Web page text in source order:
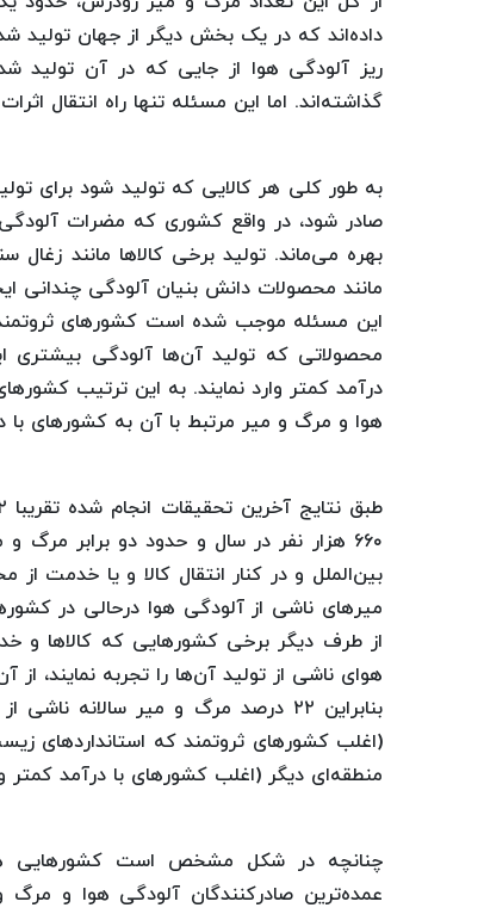
داده‌اند که در یک بخش دیگر از جهان تولید
ریز آلودگی هوا از جایی که در آن تولید
گذاشته‌اند. اما این مسئله تنها راه انتقال
به طور کلی هر کالایی که تولید شود برای
صادر شود، در واقع کشوری که مضرات
بهره می‌ماند. تولید برخی کالاها مانند زغال
مانند محصولات دانش بنیان آلودگی چندانی
این مسئله موجب شده است کشورهای
محصولاتی که تولید آن‌ها آلودگی
درآمد کمتر وارد نمایند. به این ترتیب
هوا و مرگ و میر مرتبط با آن به کشورهای با
۶۶۰ هزار نفر در سال و حدود دو برابر
میرهای ناشی از آلودگی هوا درحالی در
از طرف دیگر برخی کشورهایی که کالاها و
هوای ناشی از تولید آن‌ها را تجربه نمایند، از
بنابراین ۲۲ درصد مرگ و میر
(اغلب کشورهای ثروتمند که استانداردهای
منطقه‌ای دیگر (اغلب کشورهای با درآمد
چنانچه در شکل مشخص است کشورهایی
عمده‌ترین صادرکنندگان آلودگی هوا و